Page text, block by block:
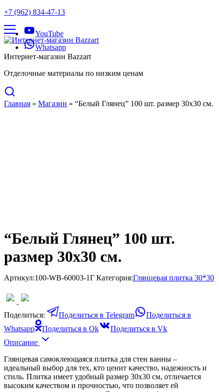
+7 (962) 834-47-13
YouTube
Whatsapp
Интернет-магазин Bazzart
Отделочные материалы по низким ценам
Главная » Магазин » “Белый Глянец” 100 шт. размер 30х30 см.
“Белый Глянец” 100 шт.
размер 30х30 см.
Артикул:100-WB-60003-1Г Категория:Глянцевая плитка 30*30
Поделиться: Поделиться в Telegram
Поделиться в
Whatsapp
Поделиться в Ok
Поделиться в Vk
Описание
Глянцевая самоклеющаяся плитка для стен ванны –
идеальный выбор для тех, кто ценит качество, надежность и
стиль. Плитка имеет удобный размер 30х30 см, отличается
высоким качеством и прочностью, что позволяет ей